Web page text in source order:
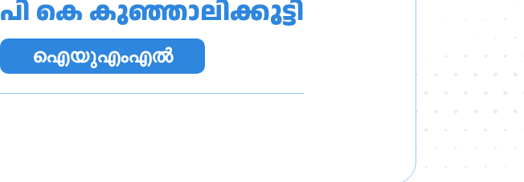
പി കെ കുഞ്ഞാലിക്കുട്ടി
ഐയുഎംഎല്‍